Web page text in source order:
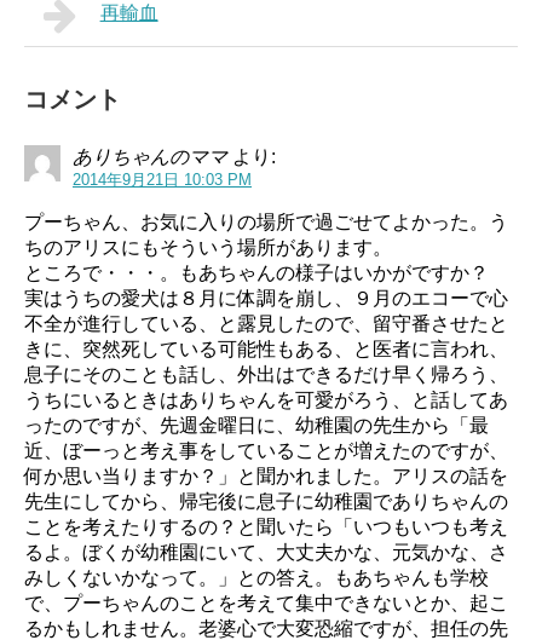
再輸血
コメント
ありちゃんのママ より:
2014年9月21日 10:03 PM
プーちゃん、お気に入りの場所で過ごせてよかった。う
ちのアリスにもそういう場所があります。
ところで・・・。もあちゃんの様子はいかがですか？
実はうちの愛犬は８月に体調を崩し、９月のエコーで心
不全が進行している、と露見したので、留守番させたと
きに、突然死している可能性もある、と医者に言われ、
息子にそのことも話し、外出はできるだけ早く帰ろう、
うちにいるときはありちゃんを可愛がろう、と話してあ
ったのですが、先週金曜日に、幼稚園の先生から「最
近、ぼーっと考え事をしていることが増えたのですが、
何か思い当りますか？」と聞かれました。アリスの話を
先生にしてから、帰宅後に息子に幼稚園でありちゃんの
ことを考えたりするの？と聞いたら「いつもいつも考え
るよ。ぼくが幼稚園にいて、大丈夫かな、元気かな、さ
みしくないかなって。」との答え。もあちゃんも学校
で、プーちゃんのことを考えて集中できないとか、起こ
るかもしれません。老婆心で大変恐縮ですが、担任の先